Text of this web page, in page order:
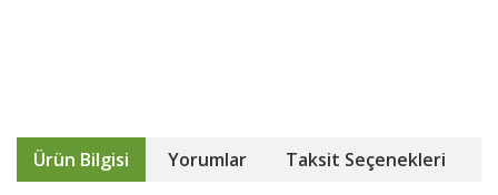
Ürün Bilgisi Yorumlar Taksit Seçenekleri